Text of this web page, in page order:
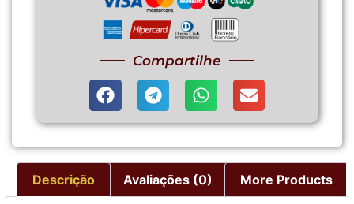
Compartilhe
Descrição Avaliações (0) More Products